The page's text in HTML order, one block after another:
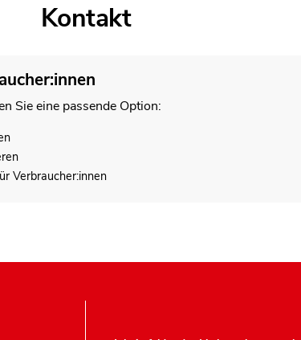
Kontakt
Sie eine passende Option:
Verbraucher:innen